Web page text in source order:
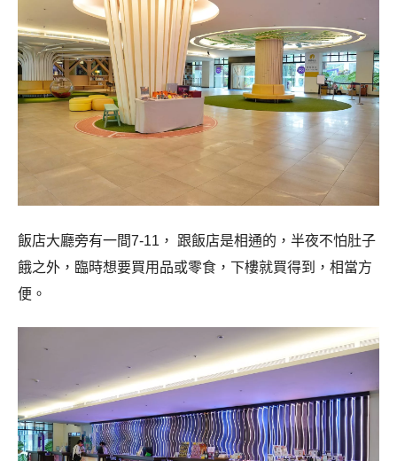
飯店大廳旁有一間7-11， 跟飯店是相通的，半夜不怕肚子
餓之外，臨時想要買用品或零食，下樓就買得到，相當方
便。